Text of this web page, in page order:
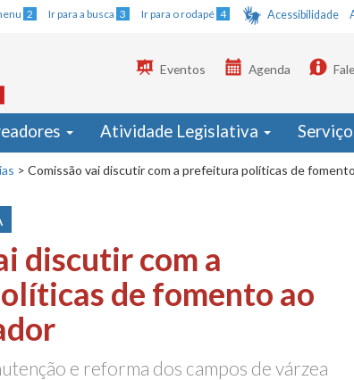
2 Ir para a busca 3 Ir para o rodapé 4 Acessibilidade
Eventos Agenda
Atividade Legislativa
> Comissão vai discutir com a prefeitura políticas de
discutir com a
de fomento ao
e reforma dos campos de várzea